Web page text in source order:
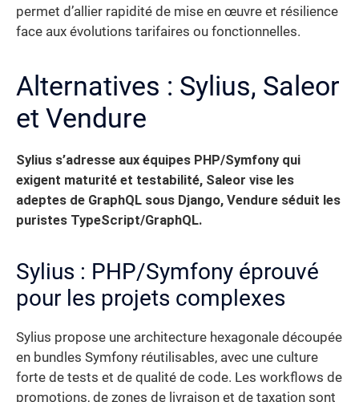
permet d’allier rapidité de mise en œuvre et résilience
face aux évolutions tarifaires ou fonctionnelles.
Alternatives : Sylius, Saleor
et Vendure
Sylius s’adresse aux équipes PHP/Symfony qui
exigent maturité et testabilité, Saleor vise les
adeptes de GraphQL sous Django, Vendure séduit les
puristes TypeScript/GraphQL.
Sylius : PHP/Symfony éprouvé
pour les projets complexes
Sylius propose une architecture hexagonale découpée
en bundles Symfony réutilisables, avec une culture
forte de tests et de qualité de code. Les workflows de
promotions, de zones de livraison et de taxation sont